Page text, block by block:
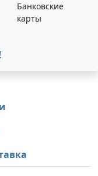
Банковские
карты